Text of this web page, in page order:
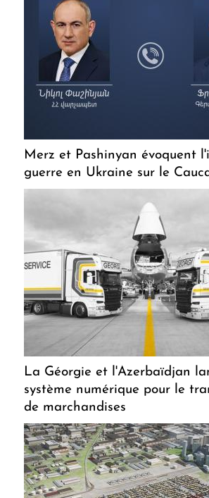
Merz et Pashinyan évoquent
guerre en Ukraine sur le
La Géorgie et l'Azerbaïdjan
système numérique pour le
de marchandises